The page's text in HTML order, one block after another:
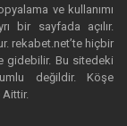
ve kullanımı
bir sayfada açılır.
rekabet.net’te hiçbir
gidebilir. Bu sitedeki
değildir. Köşe
Aittir.